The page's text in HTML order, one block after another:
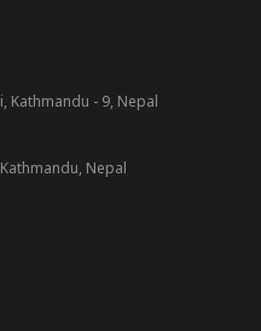
Kathmandu - 9, Nepal
Nepal